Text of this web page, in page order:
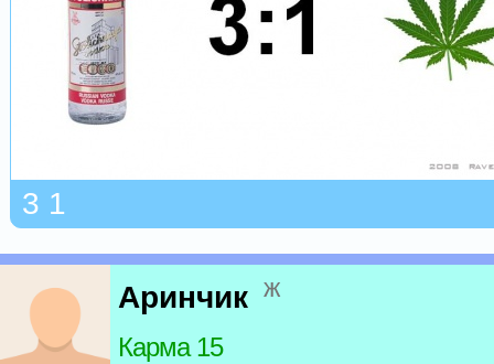
3 1
Аринчик ж
Карма 15